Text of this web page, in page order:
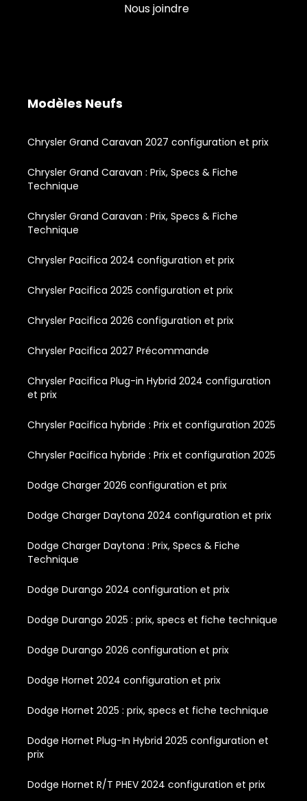
Nous joindre
Modèles Neufs
Chrysler Grand Caravan 2027 configuration et prix
Chrysler Grand Caravan : Prix, Specs & Fiche
Technique
Chrysler Grand Caravan : Prix, Specs & Fiche
Technique
Chrysler Pacifica 2024 configuration et prix
Chrysler Pacifica 2025 configuration et prix
Chrysler Pacifica 2026 configuration et prix
Chrysler Pacifica 2027 Précommande
Chrysler Pacifica Plug-in Hybrid 2024 configuration
et prix
Chrysler Pacifica hybride : Prix et configuration 2025
Chrysler Pacifica hybride : Prix et configuration 2025
Dodge Charger 2026 configuration et prix
Dodge Charger Daytona 2024 configuration et prix
Dodge Charger Daytona : Prix, Specs & Fiche
Technique
Dodge Durango 2024 configuration et prix
Dodge Durango 2025 : prix, specs et fiche technique
Dodge Durango 2026 configuration et prix
Dodge Hornet 2024 configuration et prix
Dodge Hornet 2025 : prix, specs et fiche technique
Dodge Hornet Plug-In Hybrid 2025 configuration et
prix
Dodge Hornet R/T PHEV 2024 configuration et prix